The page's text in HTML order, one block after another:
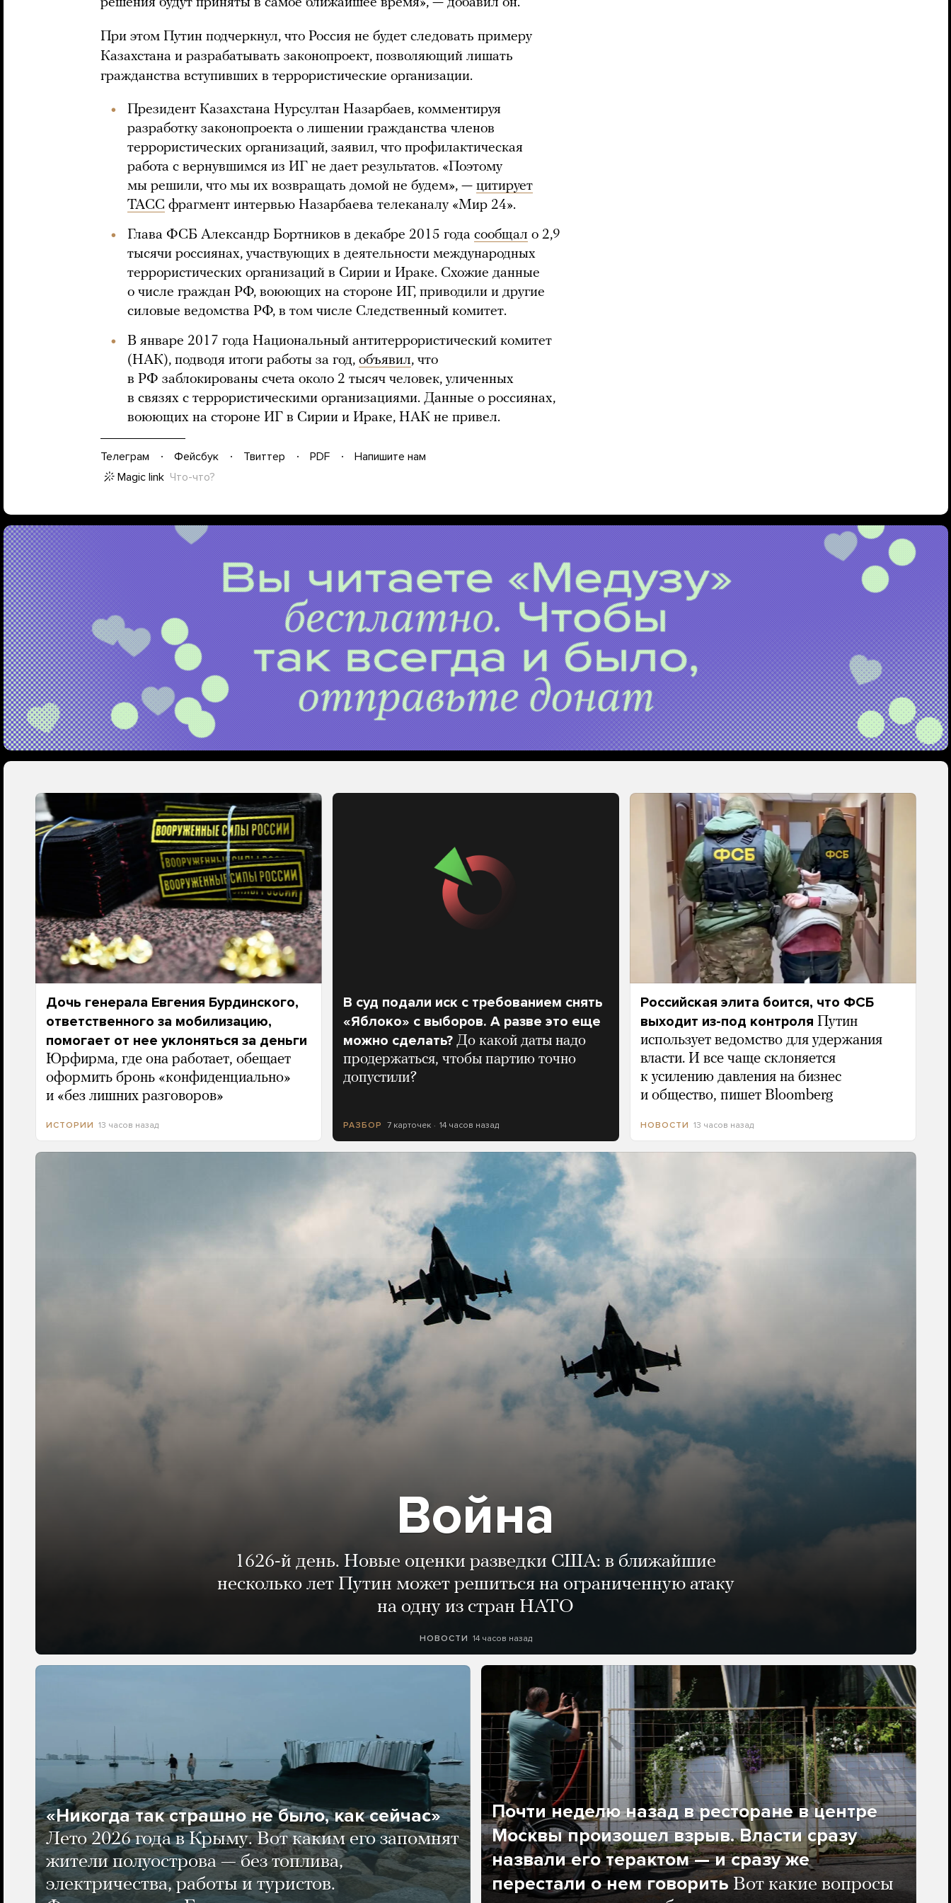
решения будут приняты в самое ближайшее время», — добавил он.
При этом Путин подчеркнул, что Россия не будет следовать примеру
Казахстана и разрабатывать законопроект, позволяющий лишать
гражданства вступивших в террористические организации.
Президент Казахстана Нурсултан Назарбаев, комментируя
разработку законопроекта о лишении гражданства членов
террористических организаций, заявил, что профилактическая
работа с вернувшимся из ИГ не дает результатов. «Поэтому
мы решили, что мы их возвращать домой не будем», — цитирует
ТАСС фрагмент интервью Назарбаева телеканалу «Мир 24».
Глава ФСБ Александр Бортников в декабре 2015 года сообщал о 2,9
тысячи россиянах, участвующих в деятельности международных
террористических организаций в Сирии и Ираке. Схожие данные
о числе граждан РФ, воюющих на стороне ИГ, приводили и другие
силовые ведомства РФ, в том числе Следственный комитет.
В январе 2017 года Национальный антитеррористический комитет
(НАК), подводя итоги работы за год, объявил, что
в РФ заблокированы счета около 2 тысяч человек, уличенных
в связях с террористическими организациями. Данные о россиянах,
воюющих на стороне ИГ в Сирии и Ираке, НАК не привел.
Телеграм Фейсбук Твиттер PDF
Напишите нам
Magic link Что-что?
Дочь генерала Евгения Бурдинского,
ответственного за мобилизацию,
помогает от нее уклоняться за деньги
Юрфирма, где она работает, обещает
оформить бронь «конфиденциально»
и «без лишних разговоров»
ИСТОРИИ 13 часов назад
В суд подали иск с требованием снять
«Яблоко» с выборов. А разве это еще
можно сделать? До какой даты надо
продержаться, чтобы партию точно
допустили?
РАЗБОР 7 карточек 14 часов назад
Российская элита боится, что ФСБ
выходит из-под контроля Путин
использует ведомство для удержания
власти. И все чаще склоняется
к усилению давления на бизнес
и общество, пишет Bloomberg
НОВОСТИ 13 часов назад
Война
1626-й день. Новые оценки разведки США: в ближайшие
несколько лет Путин может решиться на ограниченную атаку
на одну из стран НАТО
НОВОСТИ 14 часов назад
«Никогда так страшно не было, как сейчас»
Лето 2026 года в Крыму. Вот каким его запомнят
жители полуострова — без топлива,
электричества, работы и туристов.
Почти неделю назад в ресторане в центре
Москвы произошел взрыв. Власти сразу
назвали его терактом — и сразу же
перестали о нем говорить Вот какие вопросы